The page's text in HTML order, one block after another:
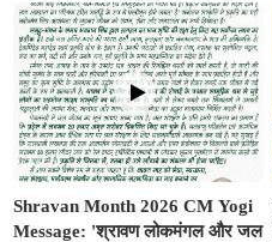
भारत @2047'
Shravan Month 2026 CM Yogi
Message: 'श्रावण लोकमंगल और जल